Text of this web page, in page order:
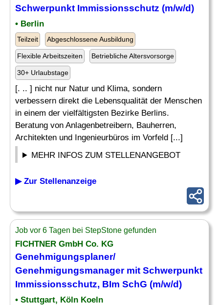
Schwerpunkt Immissionsschutz (m/w/d)
• Berlin
Teilzeit Abgeschlossene Ausbildung
Flexible Arbeitszeiten Betriebliche Altersvorsorge
30+ Urlaubstage
[. .. ] nicht nur Natur und Klima, sondern
verbessern direkt die Lebensqualität der Menschen
in einem der vielfältigsten Bezirke Berlins.
Beratung von Anlagenbetreibern, Bauherren,
Architekten und Ingenieurbüros im Vorfeld [...]
MEHR INFOS ZUM STELLENANGEBOT
▶ Zur Stellenanzeige
Job vor 6 Tagen bei StepStone gefunden
FICHTNER GmbH Co. KG
Genehmigungsplaner/
Genehmigungsmanager mit Schwerpunkt
Immissionsschutz, BIm SchG (m/w/d)
• Stuttgart, Köln Koeln